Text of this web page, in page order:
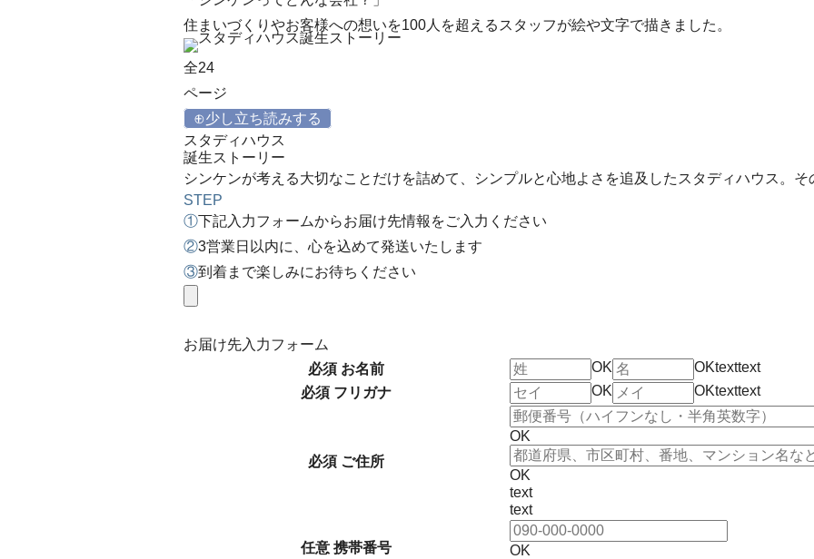
住まいづくりやお客様への想いを100人を超えるスタッフが絵や文字で描きました。
全24
ページ
⊕少し立ち読みする
スタディハウス
誕生ストーリー
シンケンが考える大切なことだけを詰めて、シンプルと心地よさを追及したスタディハウス。そ
STEP
①下記入力フォームからお届け先情報をご入力ください
②3営業日以内に、心を込めて発送いたします
③到着まで楽しみにお待ちください
お届け先入力フォーム
必須 お名前 OK OKtexttext
必須 フリガナ OK OKtexttext
必須 ご住所
OK
OK
text
text
任意 携帯番号
OK